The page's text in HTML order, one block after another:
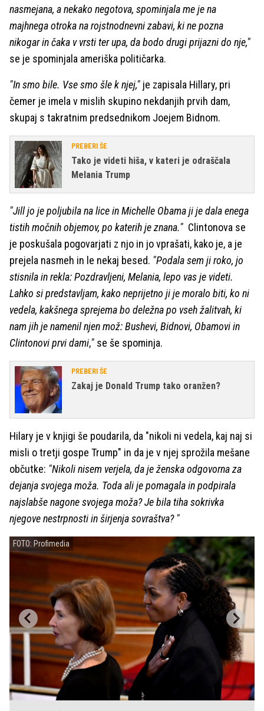
nasmejana, a nekako negotova, spominjala me je na
majhnega otroka na rojstnodnevni zabavi, ki ne pozna
nikogar in čaka v vrsti ter upa, da bodo drugi prijazni do nje,"
se je spominjala ameriška političarka.
"In smo bile. Vse smo šle k njej," je zapisala Hillary, pri
čemer je imela v mislih skupino nekdanjih prvih dam,
skupaj s takratnim predsednikom Joejem Bidnom.
PREBERI ŠE
Tako je videti hiša, v kateri je odraščala
Melania Trump
"Jill jo je poljubila na lice in Michelle Obama ji je dala enega
tistih močnih objemov, po katerih je znana." Clintonova se
je poskušala pogovarjati z njo in jo vprašati, kako je, a je
prejela nasmeh in le nekaj besed. "Podala sem ji roko, jo
stisnila in rekla: Pozdravljeni, Melania, lepo vas je videti.
Lahko si predstavljam, kako neprijetno ji je moralo biti, ko ni
vedela, kakšnega sprejema bo deležna po vseh žalitvah, ki
nam jih je namenil njen mož: Bushevi, Bidnovi, Obamovi in
Clintonovi prvi dami," se še spominja.
PREBERI ŠE
Zakaj je Donald Trump tako oranžen?
Hilary je v knjigi še poudarila, da "nikoli ni vedela, kaj naj si
misli o tretji gospe Trump" in da je v njej sprožila mešane
občutke: "Nikoli nisem verjela, da je ženska odgovorna za
dejanja svojega moža. Toda ali je pomagala in podpirala
najslabše nagone svojega moža? Je bila tiha sokrivka
njegove nestrpnosti in širjenja sovraštva? "
FOTO: Profimedia